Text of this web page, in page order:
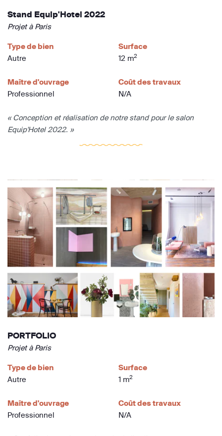
Stand Equip'Hotel 2022
Projet à Paris
Type de bien
Autre
Surface
12 m2
Maître d'ouvrage
Professionnel
Coût des travaux
N/A
« Conception et réalisation de notre stand pour le salon
Equip'Hotel 2022. »
PORTFOLIO
Projet à Paris
Type de bien
Autre
Surface
1 m2
Maître d'ouvrage
Professionnel
Coût des travaux
N/A